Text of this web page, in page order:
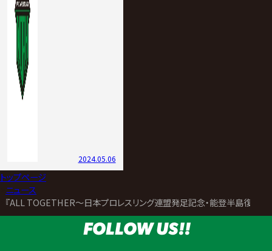
2024.05.06
トップページ
ニュース
『ALL TOGETHER～日本プロレスリング連盟発足記念・能登半島復興
FOLLOW US!!